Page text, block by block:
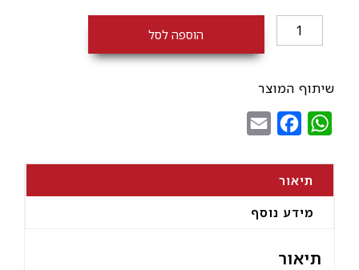
כמות
של
1000
מ"ל
מכסה
הוספה לסל
שיתוף המוצר
WhatsApp
Facebook
תיאור
מידע נוסף
תיאור